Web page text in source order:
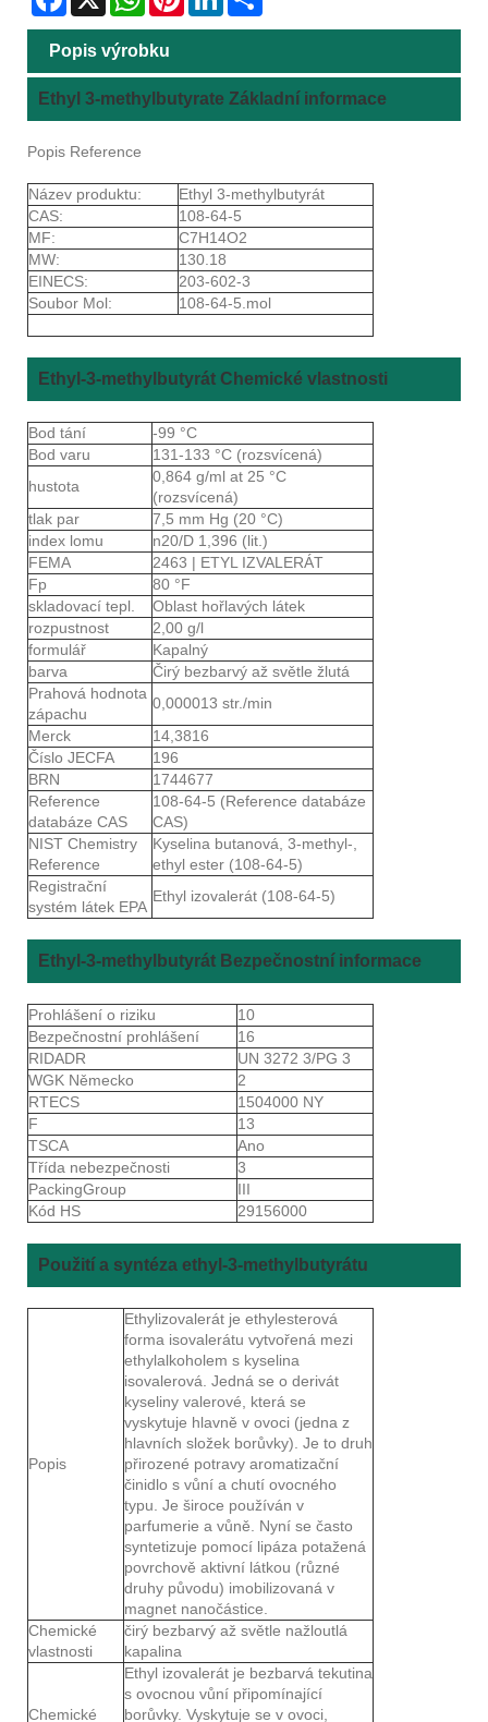
Popis výrobku
Ethyl 3-methylbutyrate Základní informace
Popis Reference
Název produktu:
Ethyl 3-methylbutyrát
CAS:
108-64-5
MF:
C7H14O2
MW:
130.18
EINECS:
203-602-3
Soubor Mol:
108-64-5.mol
Ethyl-3-methylbutyrát Chemické vlastnosti
Bod tání
-99 °C
Bod varu
131-133 °C (rozsvícená)
hustota
0,864 g/ml at 25 °C
(rozsvícená)
tlak par
7,5 mm Hg (20 °C)
index lomu
n20/D 1,396 (lit.)
FEMA
2463 | ETYL IZVALERÁT
Fp
80 °F
skladovací tepl.
Oblast hořlavých látek
rozpustnost
2,00 g/l
formulář
Kapalný
barva
Čirý bezbarvý až světle žlutá
Prahová hodnota
zápachu
0,000013 str./min
Merck
14,3816
Číslo JECFA
196
BRN
1744677
Reference
databáze CAS
108-64-5 (Reference databáze
CAS)
NIST Chemistry
Reference
Kyselina butanová, 3-methyl-,
ethyl ester (108-64-5)
Registrační
systém látek EPA
Ethyl izovalerát (108-64-5)
Ethyl-3-methylbutyrát Bezpečnostní informace
Prohlášení o riziku
10
Bezpečnostní prohlášení
16
RIDADR
UN 3272 3/PG 3
WGK Německo
2
RTECS
1504000 NY
F
13
TSCA
Ano
Třída nebezpečnosti
3
PackingGroup
III
Kód HS
29156000
Použití a syntéza ethyl-3-methylbutyrátu
Popis
Ethylizovalerát je ethylesterová
forma isovalerátu vytvořená mezi
ethylalkoholem s kyselina
isovalerová. Jedná se o derivát
kyseliny valerové, která se
vyskytuje hlavně v ovoci (jedna z
hlavních složek borůvky). Je to druh
přirozené potravy aromatizační
činidlo s vůní a chutí ovocného
typu. Je široce používán v
parfumerie a vůně. Nyní se často
syntetizuje pomocí lipáza potažená
povrchově aktivní látkou (různé
druhy původu) imobilizovaná v
magnet nanočástice.
Chemické
vlastnosti
čirý bezbarvý až světle nažloutlá
kapalina
Chemické
Ethyl izovalerát je bezbarvá tekutina
s ovocnou vůní připomínající
borůvky. Vyskytuje se v ovoci,